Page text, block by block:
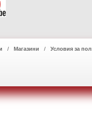
Магазини Условия за